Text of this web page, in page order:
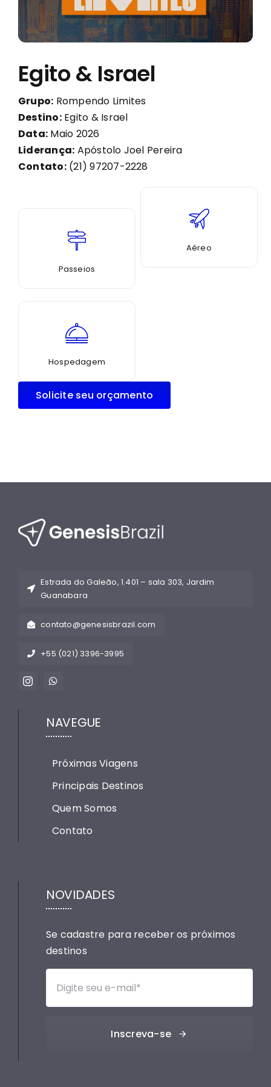
Egito & Israel
Grupo: Rompendo Limites
Destino:Egito & Israel
Data: Maio 2026
Liderança: Apóstolo Joel Pereira
Contato:(21) 97207-2228
Passeios
Aéreo
Hospedagem
Solicite seu orçamento
Estrada do Galeão, 1.401 – sala 303, Jardim
Guanabara
contato@genesisbrazil.com
+55 (021) 3396-3995
NAVEGUE
Próximas Viagens
Principais Destinos
Quem Somos
Contato
NOVIDADES
Se cadastre para receber os próximos
destinos
Inscreva-se